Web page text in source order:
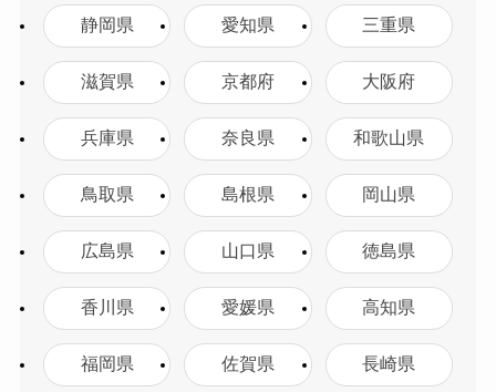
静岡県 愛知県 三重県
滋賀県 京都府 大阪府
兵庫県 奈良県 和歌山県
鳥取県 島根県 岡山県
広島県 山口県 徳島県
香川県 愛媛県 高知県
福岡県 佐賀県 長崎県